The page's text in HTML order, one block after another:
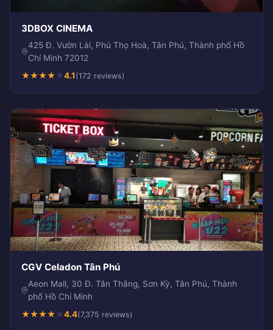
3DBOX CINEMA
425 Đ. Vườn Lài, Phú Thọ Hoà, Tân Phú, Thành phố Hồ
Chí Minh 72012
★★★★★4.1 (172 reviews)
CGV Celadon Tân Phú
Aeon Mall, 30 Đ. Tân Thắng, Sơn Kỳ, Tân Phú, Thành
phố Hồ Chí Minh
★★★★★4.4(7,375 reviews)